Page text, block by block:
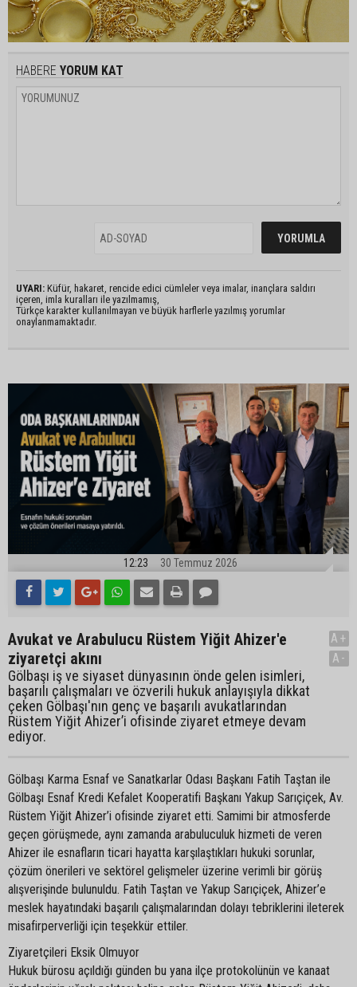
HABERE YORUM KAT
UYARI: Küfür, hakaret, rencide edici cümleler veya imalar, inançlara saldırı
içeren, imla kuralları ile yazılmamış,
Türkçe karakter kullanılmayan ve büyük harflerle yazılmış yorumlar
onaylanmamaktadır.
12:23 30 Temmuz 2026
Avukat ve Arabulucu Rüstem Yiğit Ahizer'e
ziyaretçi akını
Gölbaşı iş ve siyaset dünyasının önde gelen isimleri,
başarılı çalışmaları ve özverili hukuk anlayışıyla dikkat
çeken Gölbaşı'nın genç ve başarılı avukatlarından
Rüstem Yiğit Ahizer’i ofisinde ziyaret etmeye devam
ediyor.
A+
A-
Gölbaşı Karma Esnaf ve Sanatkarlar Odası Başkanı Fatih Taştan ile
Gölbaşı Esnaf Kredi Kefalet Kooperatifi Başkanı Yakup Sarıçiçek, Av.
Rüstem Yiğit Ahizer’i ofisinde ziyaret etti. Samimi bir atmosferde
geçen görüşmede, aynı zamanda arabuluculuk hizmeti de veren
Ahizer ile esnafların ticari hayatta karşılaştıkları hukuki sorunlar,
çözüm önerileri ve sektörel gelişmeler üzerine verimli bir görüş
alışverişinde bulunuldu. Fatih Taştan ve Yakup Sarıçiçek, Ahizer’e
meslek hayatındaki başarılı çalışmalarından dolayı tebriklerini ileterek
misafirperverliği için teşekkür ettiler.
Ziyaretçileri Eksik Olmuyor
Hukuk bürosu açıldığı günden bu yana ilçe protokolünün ve kanaat